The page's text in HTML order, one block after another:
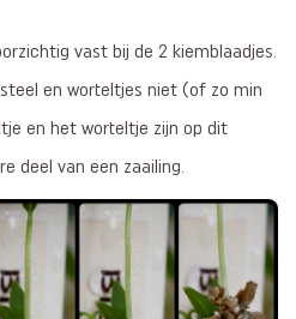
vast bij de 2 kiemblaadjes.
en worteltjes niet (of zo min
en het worteltje zijn op dit
deel van een zaailing.